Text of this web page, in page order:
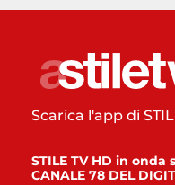
Scarica l'app di
STILE TV HD in onda
CANALE 78 DEL